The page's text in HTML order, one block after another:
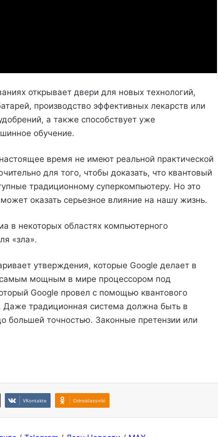
открывает двери для новых технологий,
производство эффективных лекарств или
а также способствует уже
обучение.
время не имеют реальной практической
для того, чтобы доказать, что квантовый
традиционному суперкомпьютеру. Но это
оказать серьезное влияние на нашу жизнь.
в некоторых областях компьютерного
«зла».
утверждения, которые Google делает в
самым мощным в мире процессором под
Google провел с помощью квантового
традиционная система должна быть в
большей точностью. Законные претензии или
VKontakte Odnoklassniki